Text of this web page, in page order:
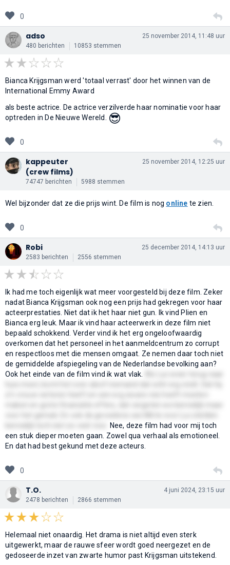
0
adso
480 berichten 10853 stemmen
25 november 2014, 11:48 uur
Bianca Krijgsman werd 'totaal verrast' door het winnen van de
International Emmy Award
als beste actrice. De actrice verzilverde haar nominatie voor haar
optreden in De Nieuwe Wereld.
😎
0
kappeuter
(crew films)
74747 berichten 5988 stemmen
25 november 2014, 12:25 uur
Wel bijzonder dat ze die prijs wint. De film is nog online te zien.
0
Robi
2583 berichten 2556 stemmen
25 december 2014, 14:13 uur
Ik had me toch eigenlijk wat meer voorgesteld bij deze film. Zeker
nadat Bianca Krijgsman ook nog een prijs had gekregen voor haar
acteerprestaties. Niet dat ik het haar niet gun. Ik vind Plien en
Bianca erg leuk. Maar ik vind haar acteerwerk in deze film niet
bepaald schokkend. Verder vind ik het erg ongeloofwaardig
overkomen dat het personeel in het aanmeldcentrum zo corrupt
en respectloos met die mensen omgaat. Ze nemen daar toch niet
de gemiddelde afspiegeling van de Nederlandse bevolking aan?
Ook het einde van de film vind ik wat vlak.
Nee, deze film had voor mij toch
een stuk dieper moeten gaan. Zowel qua verhaal als emotioneel.
En dat had best gekund met deze acteurs.
0
T.O.
2478 berichten 2866 stemmen
4 juni 2024, 23:15 uur
Helemaal niet onaardig. Het drama is niet altijd even sterk
uitgewerkt, maar de rauwe sfeer wordt goed neergezet en de
gedoseerde inzet van zwarte humor past Krijgsman uitstekend.